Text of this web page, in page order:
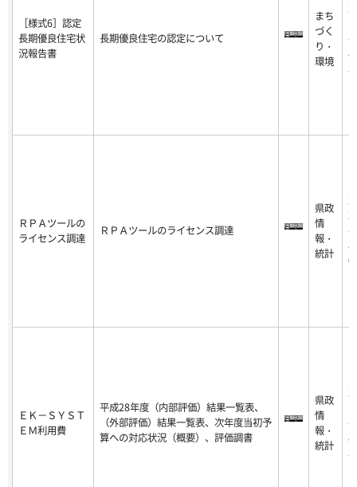
［様式6］認定
長期優良住宅状
況報告書
長期優良住宅の認定について
まち
づく
り・
環境
-0
8-
ＲＰＡツールの
ライセンス調達
ＲＰＡツールのライセンス調達
県政
情
報・
統計
-0
8-
ＥＫ－ＳＹＳＴ
ＥＭ利用費
平成28年度（内部評価）結果一覧表、
（外部評価）結果一覧表、次年度当初予
算への対応状況（概要）、評価調書
県政
情
報・
統計
-0
8-